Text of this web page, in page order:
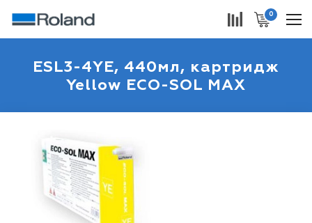
0
ESL3-4YE, 440мл, картридж
Yellow ECO-SOL MAX